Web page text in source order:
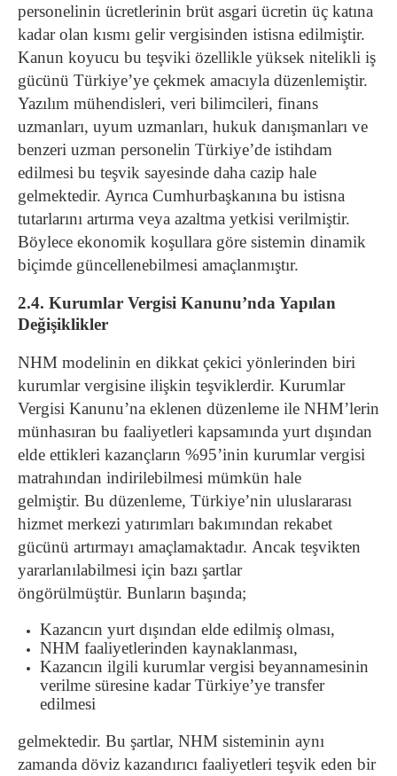
personelinin ücretlerinin brüt asgari ücretin üç katına
kadar olan kısmı gelir vergisinden istisna edilmiştir.
Kanun koyucu bu teşviki özellikle yüksek nitelikli iş
gücünü Türkiye’ye çekmek amacıyla düzenlemiştir.
Yazılım mühendisleri, veri bilimcileri, finans
uzmanları, uyum uzmanları, hukuk danışmanları ve
benzeri uzman personelin Türkiye’de istihdam
edilmesi bu teşvik sayesinde daha cazip hale
gelmektedir. Ayrıca Cumhurbaşkanına bu istisna
tutarlarını artırma veya azaltma yetkisi verilmiştir.
Böylece ekonomik koşullara göre sistemin dinamik
biçimde güncellenebilmesi amaçlanmıştır.
2.4. Kurumlar Vergisi Kanunu’nda Yapılan
Değişiklikler
NHM modelinin en dikkat çekici yönlerinden biri
kurumlar vergisine ilişkin teşviklerdir. Kurumlar
Vergisi Kanunu’na eklenen düzenleme ile NHM’lerin
münhasıran bu faaliyetleri kapsamında yurt dışından
elde ettikleri kazançların %95’inin kurumlar vergisi
matrahından indirilebilmesi mümkün hale
gelmiştir. Bu düzenleme, Türkiye’nin uluslararası
hizmet merkezi yatırımları bakımından rekabet
gücünü artırmayı amaçlamaktadır. Ancak teşvikten
yararlanılabilmesi için bazı şartlar
öngörülmüştür. Bunların başında;
Kazancın yurt dışından elde edilmiş olması,
NHM faaliyetlerinden kaynaklanması,
Kazancın ilgili kurumlar vergisi beyannamesinin
verilme süresine kadar Türkiye’ye transfer
edilmesi
gelmektedir. Bu şartlar, NHM sisteminin aynı
zamanda döviz kazandırıcı faaliyetleri teşvik eden bir